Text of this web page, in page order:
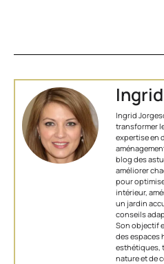
Ingrid
transformer
expertise en
blog des
améliorer
pour
intérieur,
un jardin
conseils
Son objectif
des espaces
esthétiques,
nature et de